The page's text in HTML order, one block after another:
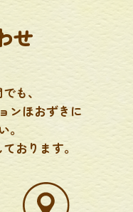
せ
も、
ンほおずきに
。
おります。